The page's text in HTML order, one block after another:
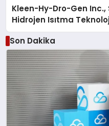
Kleen-Hy-Dro-Gen Inc.,
Hidrojen Isıtma
Düzenleyici Onaylarını
Son Dakika